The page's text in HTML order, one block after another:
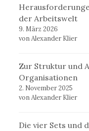
der Arbeitswelt
9. März 2026
von Alexander Klier
Zur Struktur und
Organisationen
2. November 2025
von Alexander Klier
Die vier Sets und